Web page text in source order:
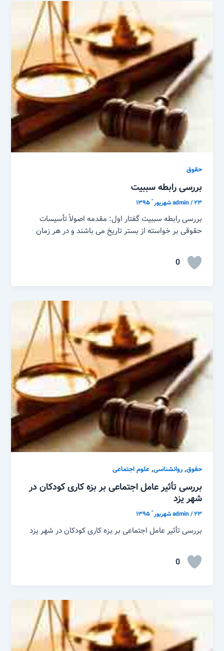
حقوق
بررسی رابطه سببیت
admin/۲۳ شهریور ّ ۱۳۹۵
بررسی رابطه سببیت گفتار اول: مقدمه اصولاً تأسیسات
حقوقی بر خواسته از بستر تاریخ می باشند و در هر زمان
0
حقوق,روانشناسی,علوم اجتماعی
بررسی تأثیر عامل اجتماعی بر بزه کاری کودکان در
شهر یزد
admin/۲۳ شهریور ّ ۱۳۹۵
بررسی تأثیر عامل اجتماعی بر بزه کاری کودکان در شهر یزد
0